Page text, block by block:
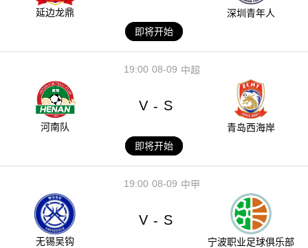
延边龙鼎
深圳青年人
即将开始
08-09
19:00 中超
河南队
V - S
青岛西海岸
即将开始
08-09
19:00 中甲
无锡吴钩
V - S
宁波职业足球俱乐部